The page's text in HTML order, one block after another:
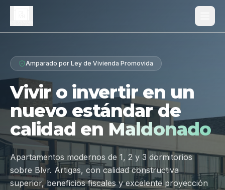
Proyecto
Diferenciales
Tipologías
Galería
Ubicación
Contacto
Amparado por Ley de Vivienda Promovida
Vivir o invertir en un
nuevo estándar de
calidad en Maldonado
Apartamentos modernos de 1, 2 y 3 dormitorios
sobre Blvr. Artigas, con calidad constructiva
superior, beneficios fiscales y excelente proyección